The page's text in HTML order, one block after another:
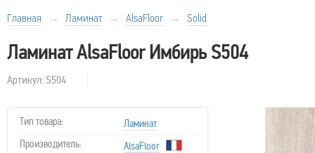
Главная → Ламинат → AlsaFloor → Solid
Ламинат AlsaFloor Имбирь S504
Артикул: S504
Тип товара:
Ламинат
Производитель:
AlsaFloor